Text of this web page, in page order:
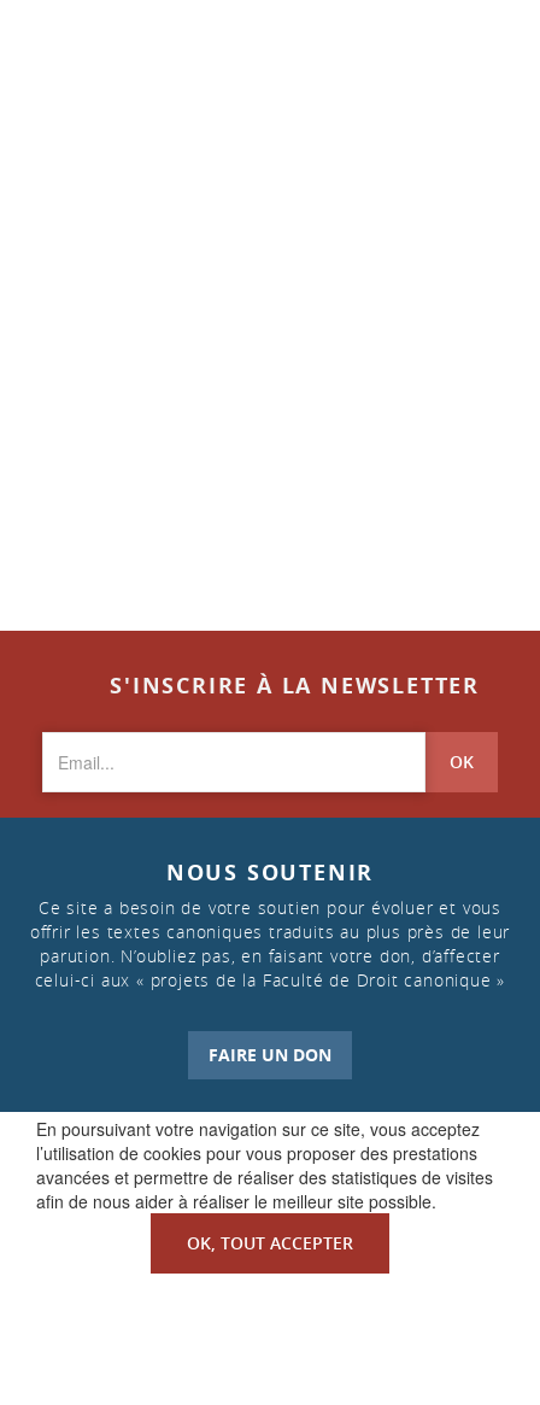
En poursuivant votre navigation sur ce site, vous acceptez
l’utilisation de cookies pour vous proposer des prestations
avancées et permettre de réaliser des statistiques de visites
afin de nous aider à réaliser le meilleur site possible.
OK, TOUT ACCEPTER
S'INSCRIRE À LA NEWSLETTER
OK
NOUS SOUTENIR
Ce site a besoin de votre soutien pour évoluer et vous
offrir les textes canoniques traduits au plus près de leur
parution. N’oubliez pas, en faisant votre don, d’affecter
celui-ci aux « projets de la Faculté de Droit canonique »
FAIRE UN DON